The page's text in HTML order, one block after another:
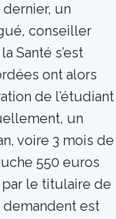
dernier, un
conseiller
Santé s’est
ont alors
de l’étudiant
un
voire 3 mois de
550 euros
le titulaire de
demandent est